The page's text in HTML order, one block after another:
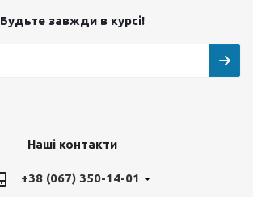
Будьте завжди в курсі!
Наші контакти
+38 (067) 350-14-01